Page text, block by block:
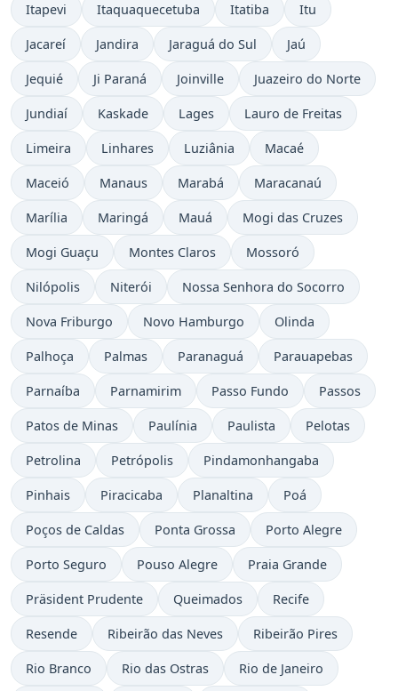
Itapevi Itaquaquecetuba Itatiba Itu
Jacareí Jandira Jaraguá do Sul Jaú
Jequié Ji Paraná Joinville Juazeiro do Norte
Jundiaí Kaskade Lages Lauro de Freitas
Limeira Linhares Luziânia Macaé
Maceió Manaus Marabá Maracanaú
Marília Maringá Mauá Mogi das Cruzes
Mogi Guaçu Montes Claros Mossoró
Nilópolis Niterói Nossa Senhora do Socorro
Nova Friburgo Novo Hamburgo Olinda
Palhoça Palmas Paranaguá Parauapebas
Parnaíba Parnamirim Passo Fundo Passos
Patos de Minas Paulínia Paulista Pelotas
Petrolina Petrópolis Pindamonhangaba
Pinhais Piracicaba Planaltina Poá
Poços de Caldas Ponta Grossa Porto Alegre
Porto Seguro Pouso Alegre Praia Grande
Präsident Prudente Queimados Recife
Resende Ribeirão das Neves Ribeirão Pires
Rio Branco Rio das Ostras Rio de Janeiro